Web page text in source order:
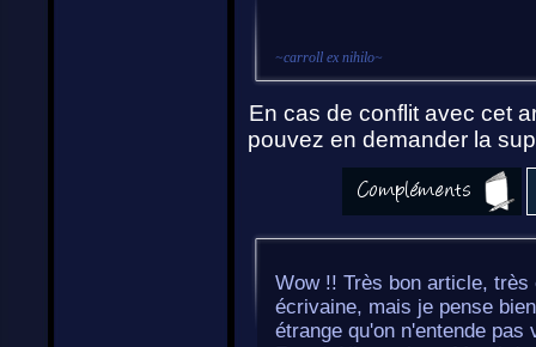
~carroll ex nihilo~
En cas de conflit avec cet
pouvez en demander la
Wow !! Très bon article,
écrivaine, mais je pense
étrange qu'on n'entende